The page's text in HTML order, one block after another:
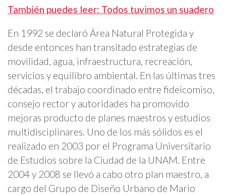
También puedes leer: Todos tuvimos un suadero
En 1992 se declaró Área Natural Protegida y
desde entonces han transitado estrategias de
movilidad, agua, infraestructura, recreación,
servicios y equilibro ambiental. En las últimas tres
décadas, el trabajo coordinado entre fideicomiso,
consejo rector y autoridades ha promovido
mejoras producto de planes maestros y estudios
multidisciplinares. Uno de los más sólidos es el
realizado en 2003 por el Programa Universitario
de Estudios sobre la Ciudad de la UNAM. Entre
2004 y 2008 se llevó a cabo otro plan maestro, a
cargo del Grupo de Diseño Urbano de Mario